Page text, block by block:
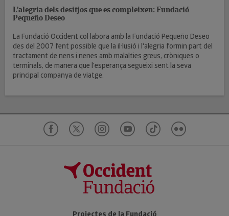
L'alegria dels desitjos que es compleixen: Fundació
Pequeño Deseo
La Fundació Occident col·labora amb la Fundació Pequeño Deseo
des del 2007 fent possible que la il·lusió i l'alegria formin part del
tractament de nens i nenes amb malalties greus, cròniques o
terminals, de manera que l'esperança segueixi sent la seva
principal companya de viatge.